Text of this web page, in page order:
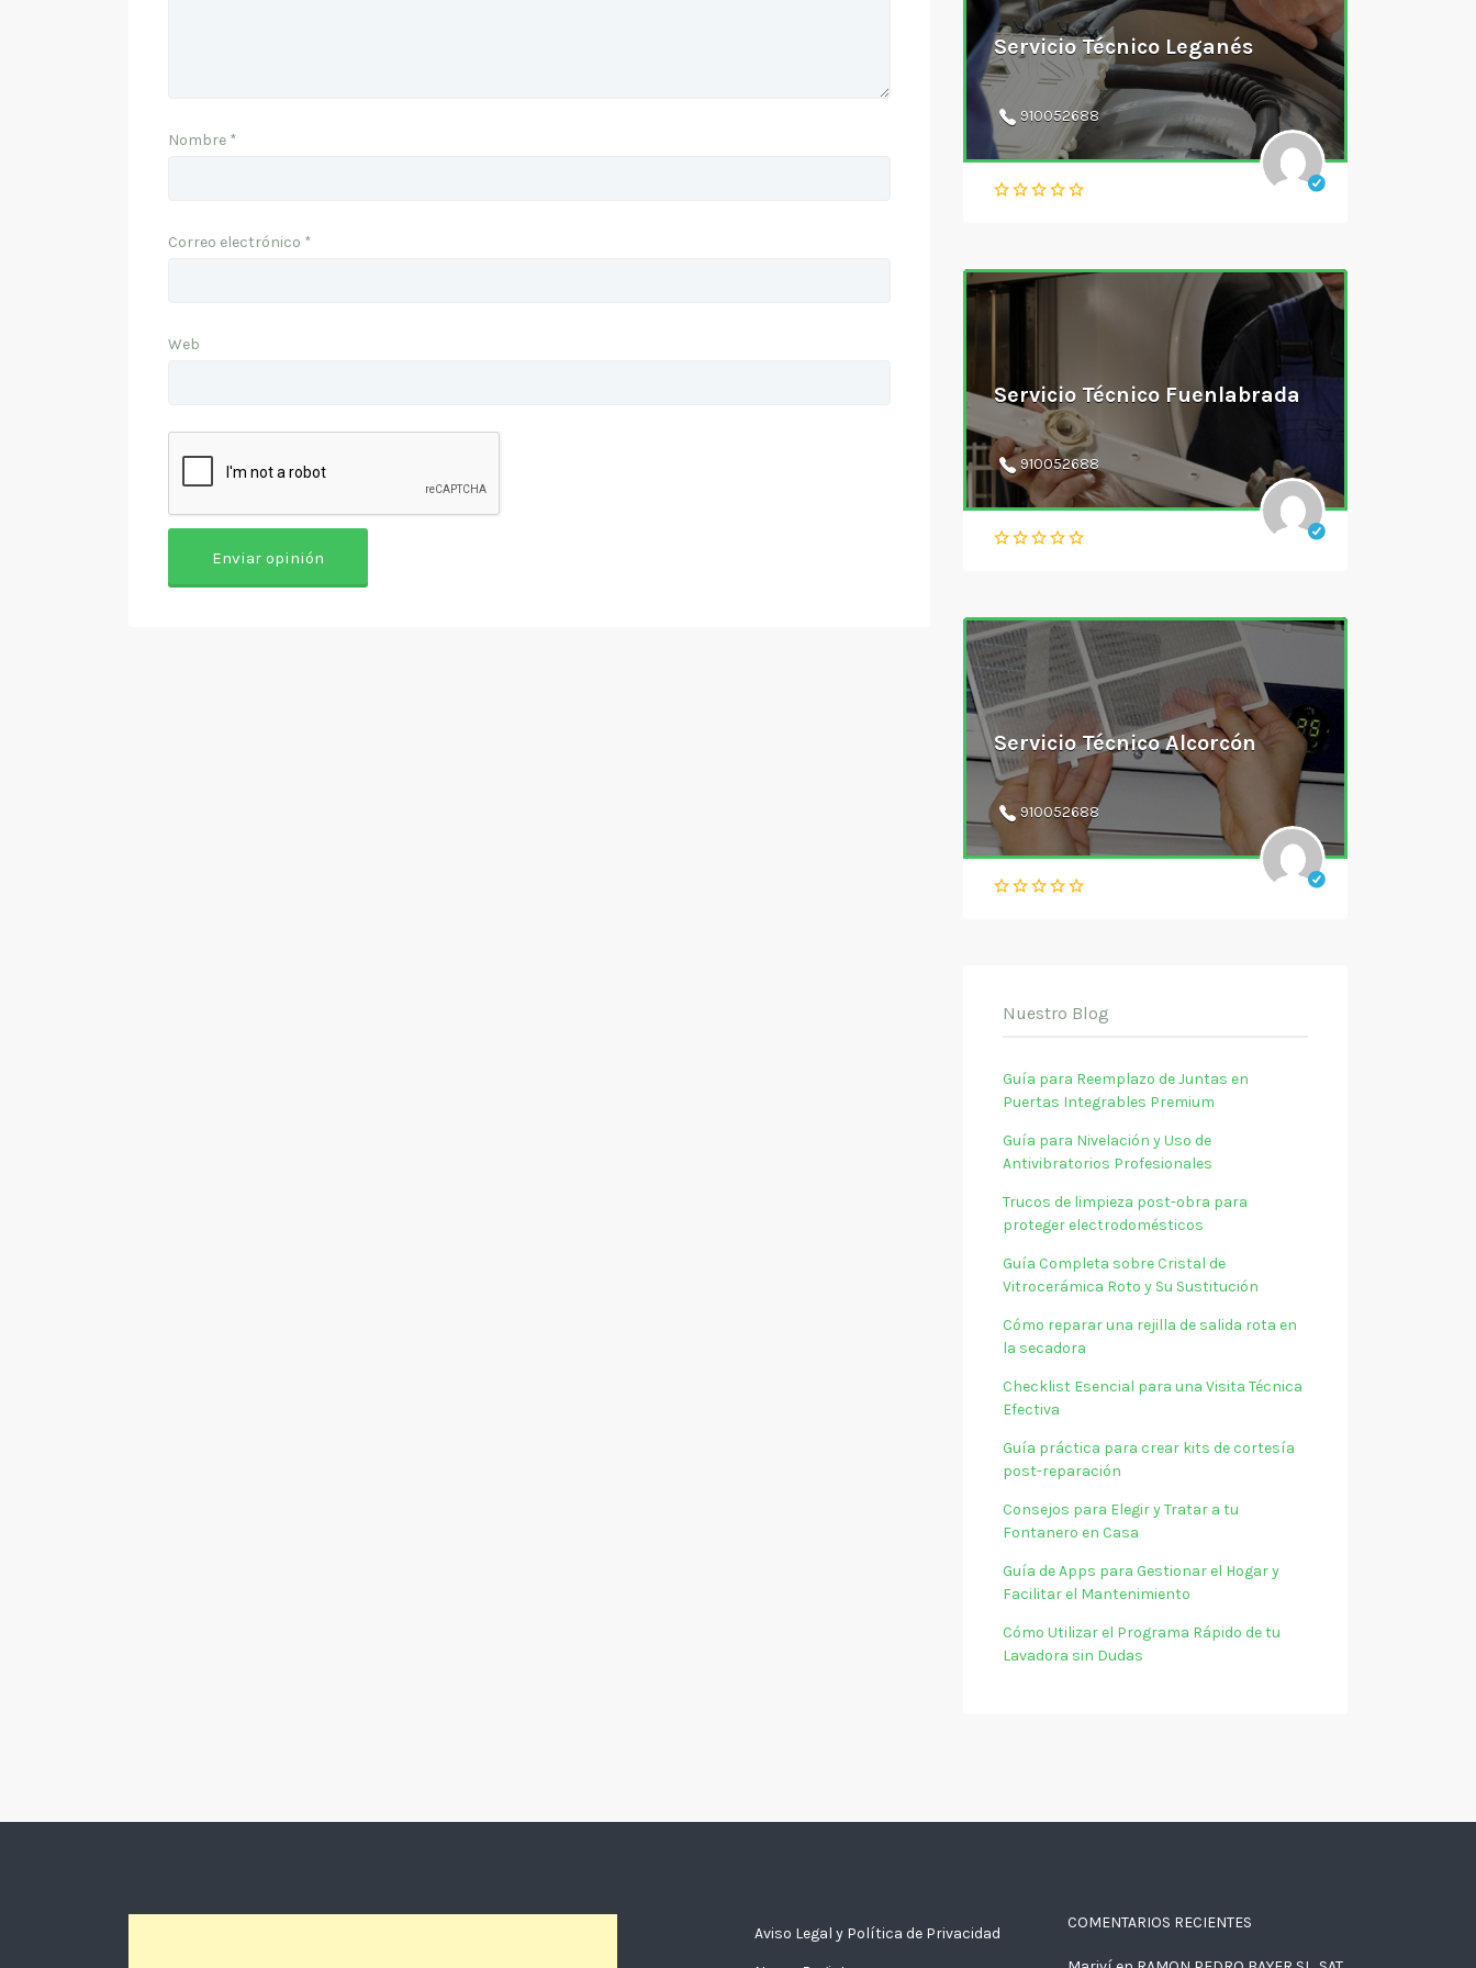
Nombre *
Correo electrónico *
Web
Servicio Técnico Leganés
910052688
Servicio Técnico Fuenlabrada
910052688
Servicio Técnico Alcorcón
910052688
Nuestro Blog
Guía para Reemplazo de Juntas en
Puertas Integrables Premium
Guía para Nivelación y Uso de
Antivibratorios Profesionales
Trucos de limpieza post-obra para
proteger electrodomésticos
Guía Completa sobre Cristal de
Vitrocerámica Roto y Su Sustitución
Cómo reparar una rejilla de salida rota en
la secadora
Checklist Esencial para una Visita Técnica
Efectiva
Guía práctica para crear kits de cortesía
post-reparación
Consejos para Elegir y Tratar a tu
Fontanero en Casa
Guía de Apps para Gestionar el Hogar y
Facilitar el Mantenimiento
Cómo Utilizar el Programa Rápido de tu
Lavadora sin Dudas
Aviso Legal y Política de Privacidad
COMENTARIOS RECIENTES